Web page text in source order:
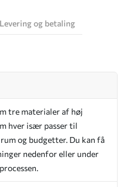
Levering og betaling
tre materialer af høj
hver især passer til
og budgetter. Du kan få
nedenfor eller under